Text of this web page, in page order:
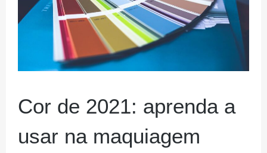
Cor de 2021: aprenda a
usar na maquiagem